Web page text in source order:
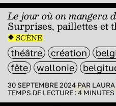
Le jour où on mangera
Surprises, paillettes et
SCÈNE
théâtre création
fête
wallonie
30 SEPTEMBRE 2024 PAR
TEMPS DE LECTURE : 4 MINUTES